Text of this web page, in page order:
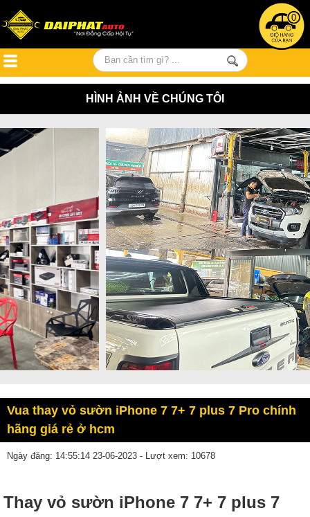
0
HÌNH ẢNH VỀ CHÚNG TÔI
Vua thay vỏ sườn iPhone 7 7+ 7 plus 7 Pro chính
hãng giá rẻ ở hcm
Ngày đăng: 14:55:14 23-06-2023 - Lượt xem: 10678
Thay vỏ sườn iPhone 7 7+ 7 plus 7